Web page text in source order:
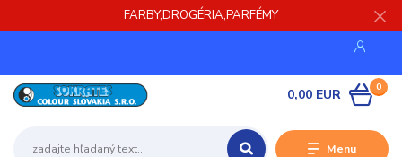
FARBY,DROGÉRIA,PARFÉMY
Menu
0
0,00 EUR